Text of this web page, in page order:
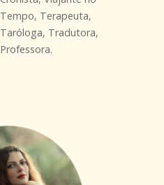
Tempo, Terapeuta,
Taróloga, Tradutora,
Professora.